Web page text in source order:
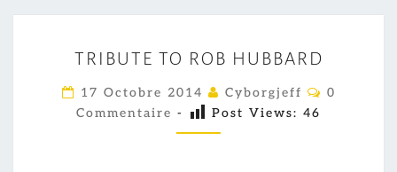
R
I
B
U
TRIBUTE TO ROB HUBBARD
17 Octobre 2014 Cyborgjeff
C
0
Commentaire - Post Views: 46